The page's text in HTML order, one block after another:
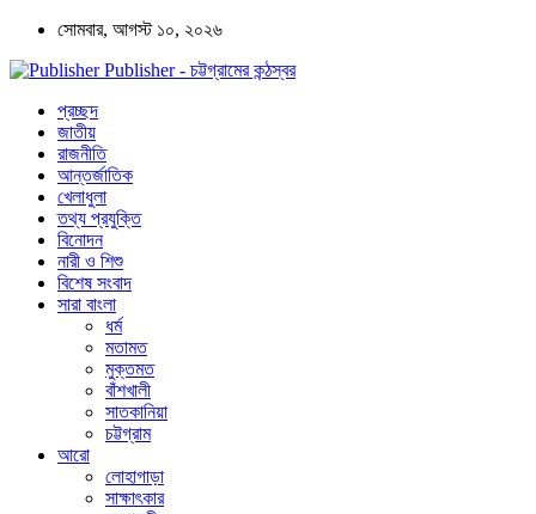
সোমবার, আগস্ট ১০, ২০২৬
Publisher - চট্টগ্রামের কন্ঠস্বর
প্রচ্ছদ
জাতীয়
রাজনীতি
আন্তর্জাতিক
খেলাধুলা
তথ্য প্রযুক্তি
বিনোদন
নারী ও শিশু
বিশেষ সংবাদ
সারা বাংলা
ধর্ম
মতামত
মুক্তমত
বাঁশখালী
সাতকানিয়া
চট্টগ্রাম
আরো
লোহাগাড়া
সাক্ষাৎকার